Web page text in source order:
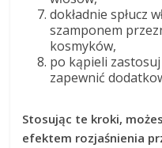
dokładnie spłucz
szamponem
kosmyków,
po kąpieli zastosuj
zapewnić
Stosując te kroki,
efektem rozjaśnienia